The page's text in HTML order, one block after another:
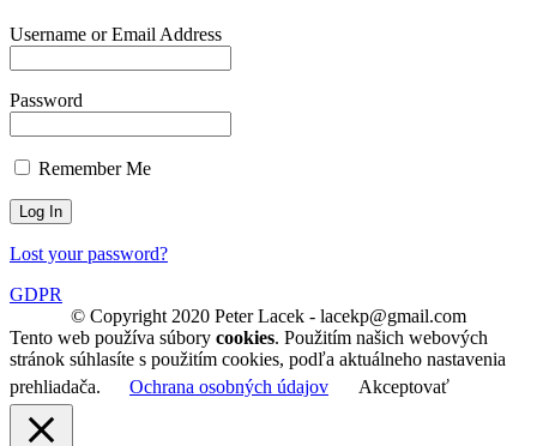
Username or Email Address
Password
Remember Me
Lost your password?
GDPR
© Copyright 2020 Peter Lacek - lacekp@gmail.com
Tento web používa súbory cookies. Použitím našich webových
stránok súhlasíte s použitím cookies, podľa aktuálneho nastavenia
prehliadača.
Ochrana osobných údajov Akceptovať